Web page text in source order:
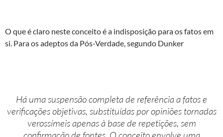
O que é claro neste conceito é a indisposição para os fatos em
si. Para os adeptos da Pós-Verdade, segundo Dunker
Há uma suspensão completa de referência a fatos e
verificações objetivas, substituídas por opiniões tornadas
verossímeis apenas à base de repetições, sem